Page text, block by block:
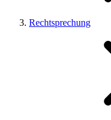
Rechtsprechung